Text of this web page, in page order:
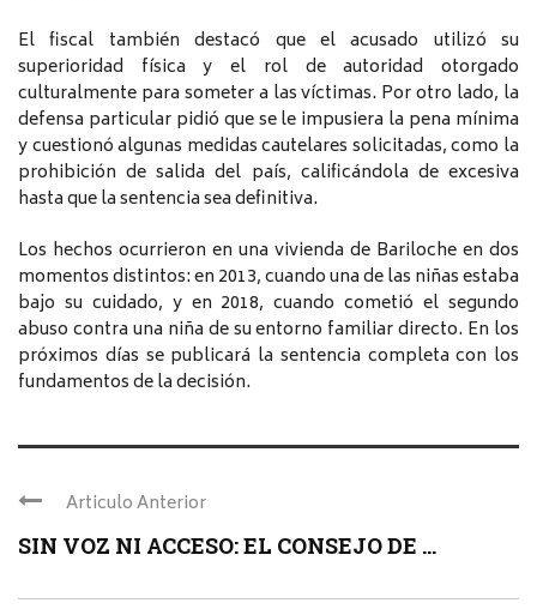
El fiscal también destacó que el acusado utilizó su
superioridad física y el rol de autoridad otorgado
culturalmente para someter a las víctimas. Por otro lado, la
defensa particular pidió que se le impusiera la pena mínima
y cuestionó algunas medidas cautelares solicitadas, como la
prohibición de salida del país, calificándola de excesiva
hasta que la sentencia sea definitiva.
Los hechos ocurrieron en una vivienda de Bariloche en dos
momentos distintos: en 2013, cuando una de las niñas estaba
bajo su cuidado, y en 2018, cuando cometió el segundo
abuso contra una niña de su entorno familiar directo. En los
próximos días se publicará la sentencia completa con los
fundamentos de la decisión.
Articulo Anterior
SIN VOZ NI ACCESO: EL CONSEJO DE ...